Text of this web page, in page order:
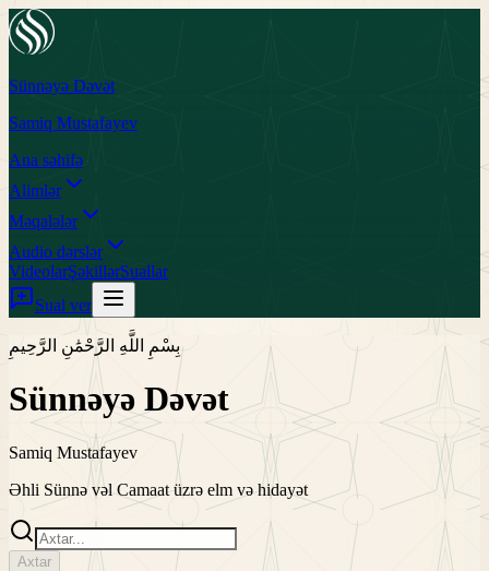
Sünnəyə Dəvət
Samiq Mustafayev
Ana səhifə
Alimlər
Məqalələr
Audio dərslər
VideolarŞəkillərSuallar
Sual ver
بِسْمِ اللَّهِ الرَّحْمَٰنِ الرَّحِيمِ
Sünnəyə Dəvət
Samiq Mustafayev
Əhli Sünnə vəl Camaat üzrə elm və hidayət
Axtar